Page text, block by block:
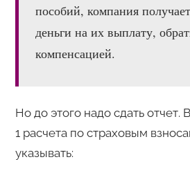
пособий, компания
деньги на их выплату,
компенсацией.
Но до этого надо сдать отчет.
1 расчета по страховым
указывать: